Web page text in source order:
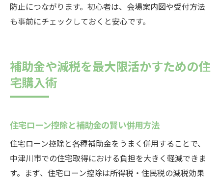
防止につながります。初心者は、会場案内図や受付方法
も事前にチェックしておくと安心です。
補助金や減税を最大限活かすための住
宅購入術
住宅ローン控除と補助金の賢い併用方法
住宅ローン控除と各種補助金をうまく併用することで、
中津川市での住宅取得における負担を大きく軽減できま
す。まず、住宅ローン控除は所得税・住民税の減税効果